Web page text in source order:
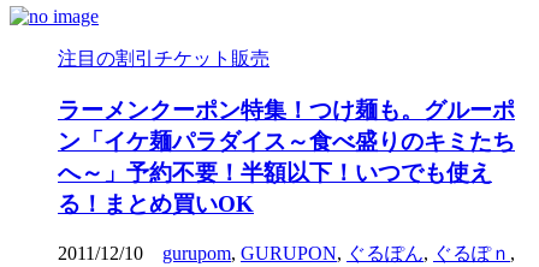
注目の割引チケット販売
ラーメンクーポン特集！つけ麺も。グルーポ
ン「イケ麺パラダイス～食べ盛りのキミたち
へ～」予約不要！半額以下！いつでも使え
る！まとめ買いOK
2011/12/10 gurupom, GURUPON, ぐるぽん, ぐるぽｎ ,